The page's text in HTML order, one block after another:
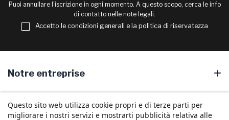
Puoi annullare l'iscrizione in ogni momento. A questo scopo, cerca le info
di contatto nelle note legali.
Accetto le condizioni generali e la politica di riservatezza
Notre entreprise
Questo sito web utilizza cookie propri e di terze parti per
migliorare i nostri servizi e mostrarti pubblicità relativa alle